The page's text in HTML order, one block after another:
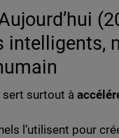
intelligents,
sert surtout à
l’utilisent pour